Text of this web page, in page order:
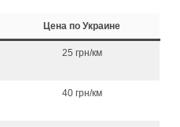
Цена по Украине
25 грн/км
40 грн/км